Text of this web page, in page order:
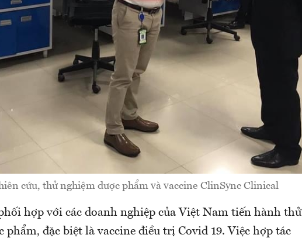
cứu, thử nghiệm dược phẩm và vaccine ClinSync Clinical
hợp với các doanh nghiệp của Việt Nam tiến hành thử
phẩm, đặc biệt là vaccine điều trị Covid 19. Việc hợp tác